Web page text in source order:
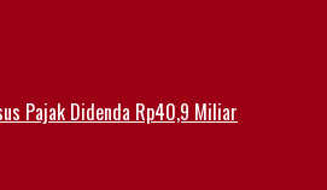
Pajak Didenda Rp40,9 Miliar